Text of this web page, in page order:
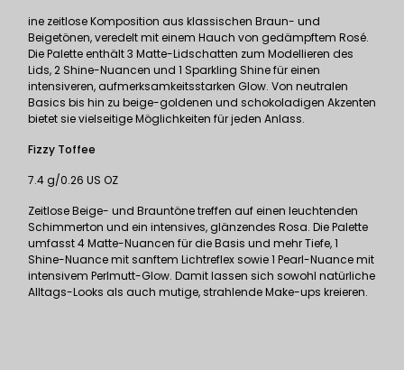
ine zeitlose Komposition aus klassischen Braun- und
Beigetönen, veredelt mit einem Hauch von gedämpftem Rosé.
Die Palette enthält 3 Matte-Lidschatten zum Modellieren des
Lids, 2 Shine-Nuancen und 1 Sparkling Shine für einen
intensiveren, aufmerksamkeitsstarken Glow. Von neutralen
Basics bis hin zu beige-goldenen und schokoladigen Akzenten
bietet sie vielseitige Möglichkeiten für jeden Anlass.
Fizzy Toffee
7.4 g/0.26 US OZ
Zeitlose Beige- und Brauntöne treffen auf einen leuchtenden
Schimmerton und ein intensives, glänzendes Rosa. Die Palette
umfasst 4 Matte-Nuancen für die Basis und mehr Tiefe, 1
Shine-Nuance mit sanftem Lichtreflex sowie 1 Pearl-Nuance mit
intensivem Perlmutt-Glow. Damit lassen sich sowohl natürliche
Alltags-Looks als auch mutige, strahlende Make-ups kreieren.